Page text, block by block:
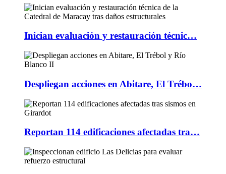
Inician evaluación y restauración técnic…
Despliegan acciones en Abitare, El Trébo…
Reportan 114 edificaciones afectadas tra…